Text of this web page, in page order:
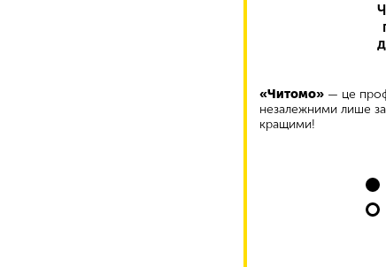
«Читомо» — це
незалежними лише
кращими!